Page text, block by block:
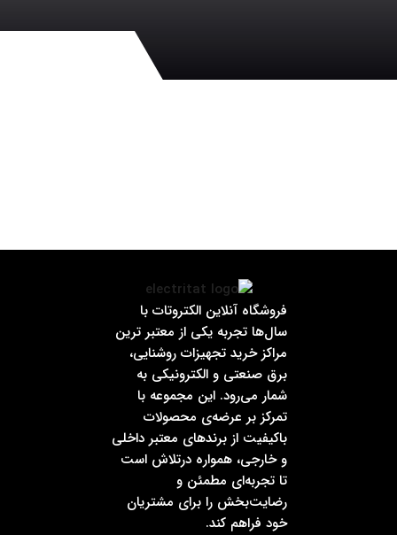
فروشگاه آنلاین الکتروتات با
سال‌ها تجربه یکی از معتبر ترین
مراکز خرید تجهیزات روشنایی،
برق صنعتی و الکترونیکی به
شمار می‌رود. این مجموعه با
تمرکز بر عرضه‌ی محصولات
باکیفیت از برندهای معتبر داخلی
و خارجی، همواره درتلاش است
تا تجربه‌ای مطمئن و
رضایت‌بخش را برای مشتریان
خود فراهم کند.